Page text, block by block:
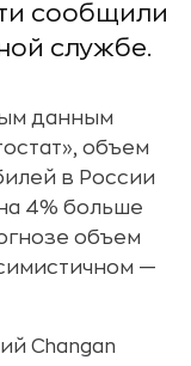
сообщили
службе.
данным
объем
в России
4% больше
объем
—
Changan